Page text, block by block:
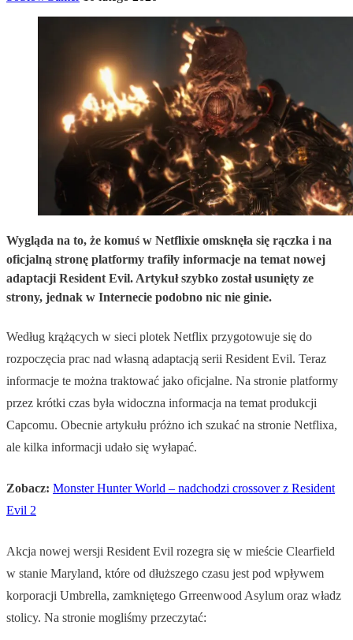
Wygląda na to, że komuś w Netflixie omsknęła się rączka i na
oficjalną stronę platformy trafiły informacje na temat nowej
adaptacji Resident Evil. Artykuł szybko został usunięty ze
strony, jednak w Internecie podobno nic nie ginie.
Według krążących w sieci plotek Netflix przygotowuje się do
rozpoczęcia prac nad własną adaptacją serii Resident Evil. Teraz
informacje te można traktować jako oficjalne. Na stronie platformy
przez krótki czas była widoczna informacja na temat produkcji
Capcomu. Obecnie artykułu próżno ich szukać na stronie Netflixa,
ale kilka informacji udało się wyłapać.
Zobacz: Monster Hunter World – nadchodzi crossover z Resident
Evil 2
Akcja nowej wersji Resident Evil rozegra się w mieście Clearfield
w stanie Maryland, które od dłuższego czasu jest pod wpływem
korporacji Umbrella, zamkniętego Grreenwood Asylum oraz władz
stolicy. Na stronie mogliśmy przeczytać: